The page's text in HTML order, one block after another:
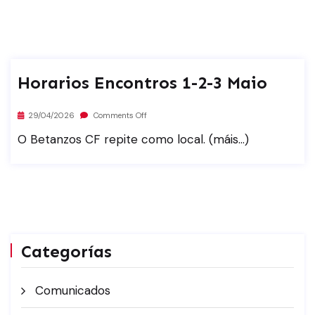
Horarios Encontros 1-2-3 Maio
29/04/2026 Comments Off
O Betanzos CF repite como local. (máis…)
Categorías
Comunicados